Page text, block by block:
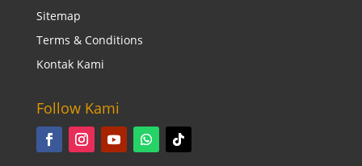
Sitemap
Terms & Conditions
Kontak Kami
Follow Kami